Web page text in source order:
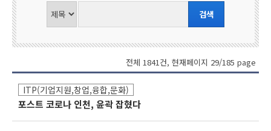
전체 1841건, 현재페이지 29/185 page
ITP(기업지원,창업,융합,문화)
포스트 코로나 인천, 윤곽 잡혔다